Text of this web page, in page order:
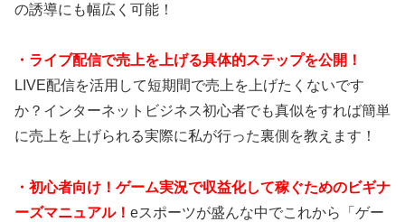
の誘導にも幅広く可能！
・ライブ配信で売上を上げる具体的ステップを公開！
LIVE配信を活用して短期間で売上を上げたくないです
か？インターネットビジネス初心者でも真似をすれば簡単
に売上を上げられる実際に私が行った裏側を教えます！
・初心者向け！ゲーム実況で収益化して稼ぐためのビギナ
ーズマニュアル！ eスポーツが盛んな中でこれから「ゲー